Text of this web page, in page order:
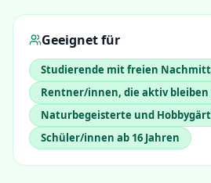
Geeignet für
Studierende mit freien
Rentner/innen, die aktiv
Naturbegeisterte und
Schüler/innen ab 16 Jahren